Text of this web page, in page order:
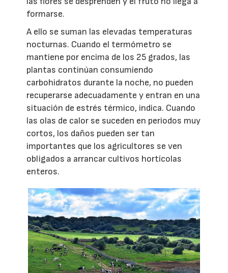
formarse.
A ello se suman las elevadas temperaturas
nocturnas. Cuando el termómetro se
mantiene por encima de los 25 grados, las
plantas continúan consumiendo
carbohidratos durante la noche, no pueden
recuperarse adecuadamente y entran en una
situación de estrés térmico, indica. Cuando
las olas de calor se suceden en periodos muy
cortos, los daños pueden ser tan
importantes que los agricultores se ven
obligados a arrancar cultivos hortícolas
enteros.